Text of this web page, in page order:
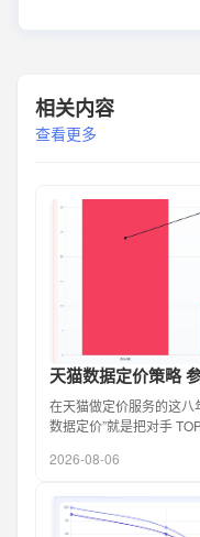
相关内容
查看更多
天猫数据定价策略
在天猫做定价服务的这八
数据定价”就是把对手
2026-08-06